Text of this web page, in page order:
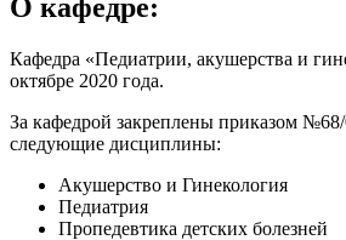
О кафедре:
Кафедра «Педиатрии, акушерства и
октябре 2020 года.
За кафедрой закреплены приказом №68/
следующие дисциплины:
Акушерство и Гинекология
Педиатрия
Пропедевтика детских болезней